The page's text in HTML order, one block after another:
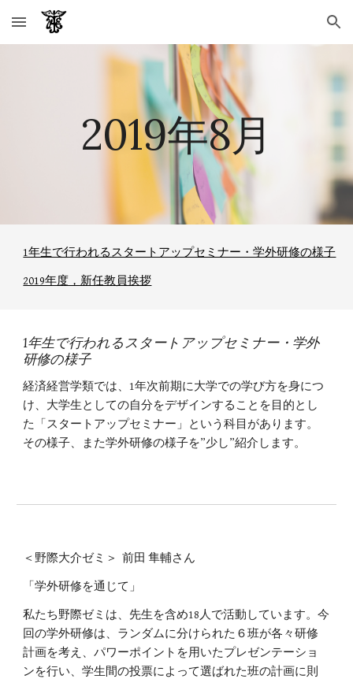
Skip to main content Skip to navigation
2019年8月
1年生で行われるスタートアップセミナー・学外研修の様子
2019年度，新任教員挨拶
1年生で行われるスタートアップセミナー・学外
研修の様子
経済経営学類では、1年次前期に大学での学び方を身につ
け、大学生としての自分をデザインすることを目的とし
た「スタートアップセミナー」という科目があります。
その様子、また学外研修の様子を”少し”紹介します。
＜野際大介ゼミ＞ 前田 隼輔さん
「学外研修を通じて」
私たち野際ゼミは、先生を含め18人で活動しています。今
回の学外研修は、ランダムに分けられた６班が各々研修
計画を考え、パワーポイントを用いたプレゼンテーショ
ンを行い、学生間の投票によって選ばれた班の計画に則